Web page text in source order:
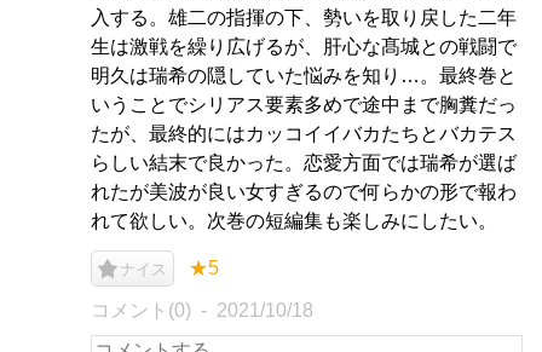
入する。雄二の指揮の下、勢いを取り戻した二年
生は激戦を繰り広げるが、肝心な髙城との戦闘で
明久は瑞希の隠していた悩みを知り…。最終巻と
いうことでシリアス要素多めで途中まで胸糞だっ
たが、最終的にはカッコイイバカたちとバカテス
らしい結末で良かった。恋愛方面では瑞希が選ば
れたが美波が良い女すぎるので何らかの形で報わ
れて欲しい。次巻の短編集も楽しみにしたい。
ナイス ★5
コメント(0) 2021/10/18